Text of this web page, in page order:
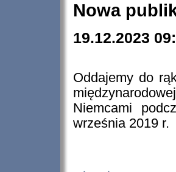
Nowa
19.12.2023
Oddajemy do
Niemcami
września 2019 r.